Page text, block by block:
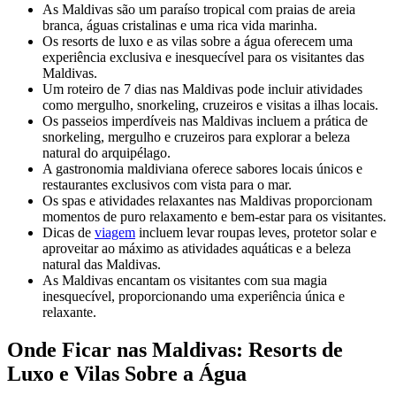
As Maldivas são um paraíso tropical com praias de areia
branca, águas cristalinas e uma rica vida marinha.
Os resorts de luxo e as vilas sobre a água oferecem uma
experiência exclusiva e inesquecível para os visitantes das
Maldivas.
Um roteiro de 7 dias nas Maldivas pode incluir atividades
como mergulho, snorkeling, cruzeiros e visitas a ilhas locais.
Os passeios imperdíveis nas Maldivas incluem a prática de
snorkeling, mergulho e cruzeiros para explorar a beleza
natural do arquipélago.
A gastronomia maldiviana oferece sabores locais únicos e
restaurantes exclusivos com vista para o mar.
Os spas e atividades relaxantes nas Maldivas proporcionam
momentos de puro relaxamento e bem-estar para os visitantes.
Dicas de viagem incluem levar roupas leves, protetor solar e
aproveitar ao máximo as atividades aquáticas e a beleza
natural das Maldivas.
As Maldivas encantam os visitantes com sua magia
inesquecível, proporcionando uma experiência única e
relaxante.
Onde Ficar nas Maldivas: Resorts de
Luxo e Vilas Sobre a Água